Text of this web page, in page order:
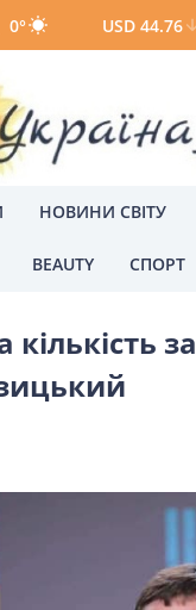
0° USD 44.76
НОВИНИ СВІТУ
BEAUTY СПОРТ
кількість